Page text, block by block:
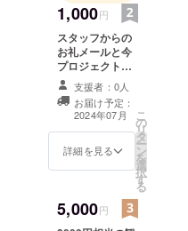
1,000円
スタッフからの
お礼メールと今
プロジェクトの
ご報告を送付さ
せていただきま
す。 ・お礼メー
ルの送付 ・プロ
ジェクトの進捗
報告
支援者：0人
お届け予定：
2024年07月
詳細を見る
こ
の
リ
タ
ー
ン
を
選
択
す
る
5,000円